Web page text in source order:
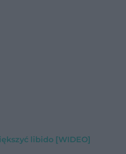
libido [WIDEO]